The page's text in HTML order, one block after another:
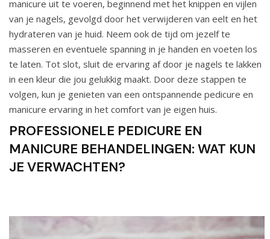
manicure uit te voeren, beginnend met het knippen en vijlen
van je nagels, gevolgd door het verwijderen van eelt en het
hydrateren van je huid. Neem ook de tijd om jezelf te
masseren en eventuele spanning in je handen en voeten los
te laten. Tot slot, sluit de ervaring af door je nagels te lakken
in een kleur die jou gelukkig maakt. Door deze stappen te
volgen, kun je genieten van een ontspannende pedicure en
manicure ervaring in het comfort van je eigen huis.
PROFESSIONELE PEDICURE EN
MANICURE BEHANDELINGEN: WAT KUN
JE VERWACHTEN?